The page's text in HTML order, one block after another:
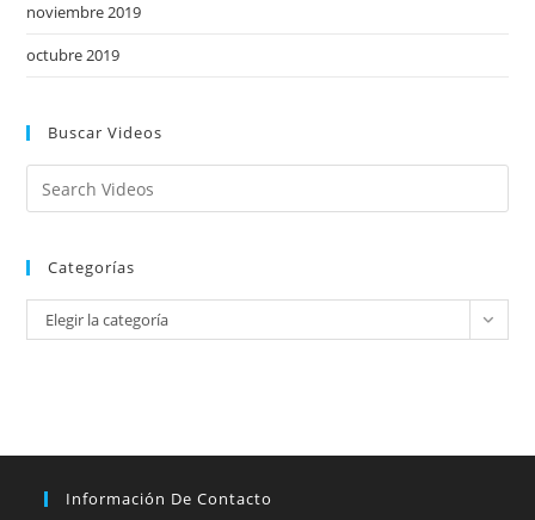
noviembre 2019
octubre 2019
Buscar Videos
Categorías
Elegir la categoría
Información De Contacto